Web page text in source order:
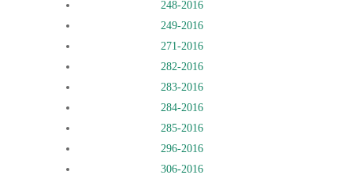
248-2016
249-2016
271-2016
282-2016
283-2016
284-2016
285-2016
296-2016
306-2016